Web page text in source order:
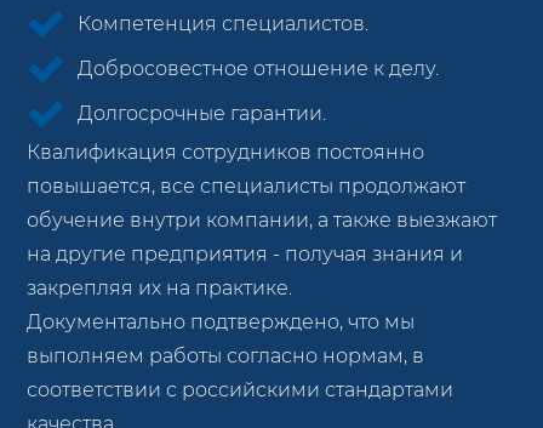
Компетенция специалистов.
Добросовестное отношение к делу.
Долгосрочные гарантии.
Квалификация сотрудников постоянно
повышается, все специалисты продолжают
обучение внутри компании, а также выезжают
на другие предприятия - получая знания и
закрепляя их на практике.
Документально подтверждено, что мы
выполняем работы согласно нормам, в
соответствии с российскими стандартами